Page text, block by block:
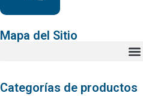
Mapa del Sitio
Categorías de productos